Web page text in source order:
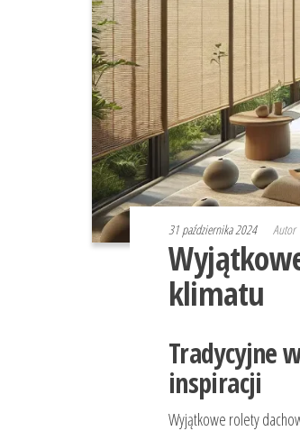
31 października 2024 Autor
klimatu
Tradycyjne
inspiracji
Wyjątkowe rolety